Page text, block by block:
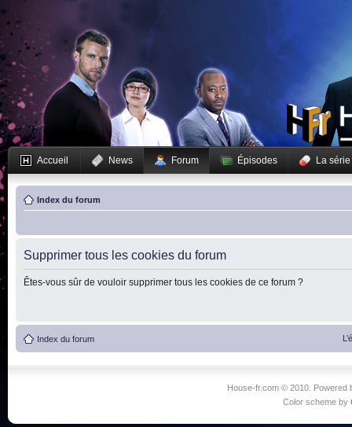
Accueil News Forum Épisodes La série
Index du forum
Supprimer tous les cookies du forum
Êtes-vous sûr de vouloir supprimer tous les cookies de ce forum ?
Index du forum
House-fr.com © 2010. Powered
Color scheme by